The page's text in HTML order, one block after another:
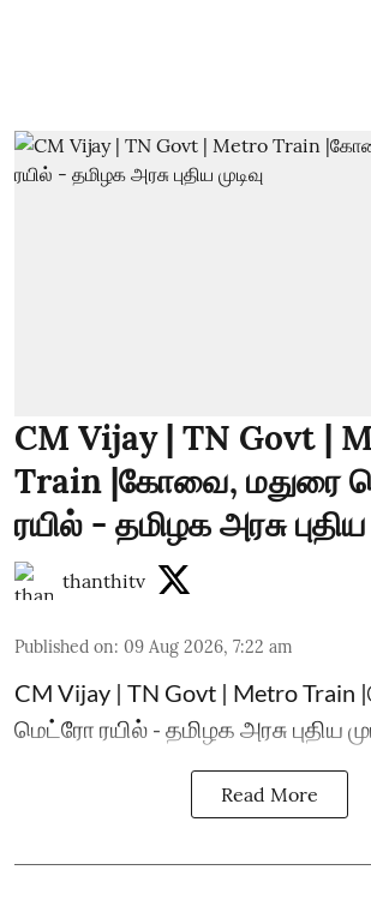
CM Vijay | TN Govt |
Train |கோவை, மதுரை
ரயில் - தமிழக அரசு புதிய
thanthitv
Published on: 09 Aug 2026, 7:22 am
CM Vijay | TN Govt | Metro
மெட்ரோ ரயில் - தமிழக அரசு புதிய
Read More